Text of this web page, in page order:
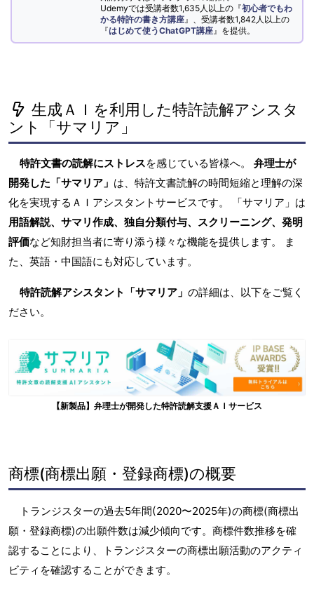
Udemyでは受講者数1,635人以上の『初心者でもわ
かる特許の書き方講座 』、受講者数1,842人以上の
『はじめて使うChatGPT講座 』を提供。
生成ＡＩを利用した特許読解アシスタ
ント「サマリア」
特許文書の読解にストレスを感じている皆様へ。 弁理士が
開発した「サマリア」 は、特許文書読解の時間短縮と理解の深
化を実現するＡＩアシスタントサービスです。 「サマリア」は
用語解説、サマリ作成、独自分類付与、スクリーニング、発明
評価など知財担当者に寄り添う様々な機能を提供します。 ま
た、英語・中国語にも対応しています。
特許読解アシスタント「サマリア」 の詳細は、以下をご覧く
ださい。
【新製品】弁理士が開発した特許読解支援ＡＩサービス
商標(商標出願・登録商標)の概要
トランジスターの過去5年間(2020〜2025年)の商標(商標出
願・登録商標)の出願件数は減少傾向です。商標件数推移を確
認することにより、トランジスターの商標出願活動のアクティ
ビティを確認することができます。